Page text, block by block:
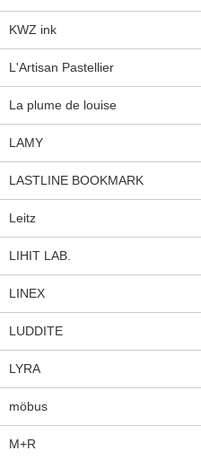
KWZ ink
L'Artisan Pastellier
La plume de louise
LAMY
LASTLINE BOOKMARK
Leitz
LIHIT LAB.
LINEX
LUDDITE
LYRA
möbus
M+R